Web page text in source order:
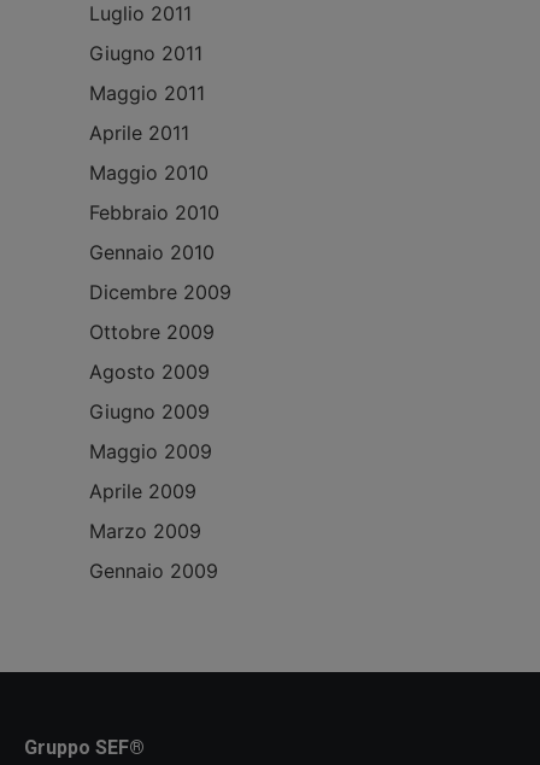
Luglio 2011
Giugno 2011
Maggio 2011
Aprile 2011
Maggio 2010
Febbraio 2010
Gennaio 2010
Dicembre 2009
Ottobre 2009
Agosto 2009
Giugno 2009
Maggio 2009
Aprile 2009
Marzo 2009
Gennaio 2009
Gruppo SEF®